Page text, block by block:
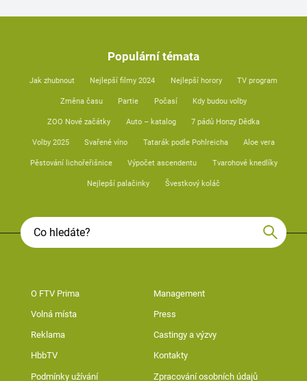
Populární témata
Jak zhubnout Nejlepší filmy 2024 Nejlepší horory TV program
Změna času Partie Počasí Kdy budou volby
ZOO Nové začátky Auto – katalog 7 pádů Honzy Dědka
Volby 2025 Svařené víno Tatarák podle Pohlreicha Aloe vera
Pěstování lichořeřišnice Výpočet ascendentu Tvarohové knedlíky
Nejlepší palačinky Švestkový koláč
O FTV Prima Management
Volná místa Press
Reklama Castingy a výzvy
HbbTV Kontakty
Podmínky užívání Zpracování osobních údajů